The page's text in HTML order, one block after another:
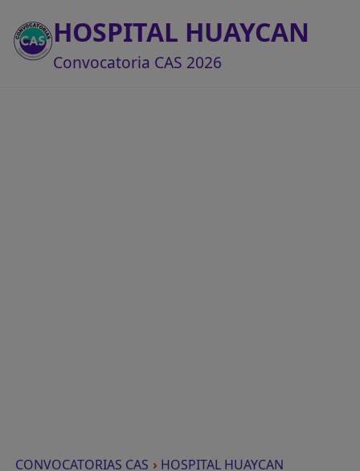
HOSPITAL HUAYCAN
Convocatoria CAS 2026
CONVOCATORIAS CAS › HOSPITAL HUAYCAN